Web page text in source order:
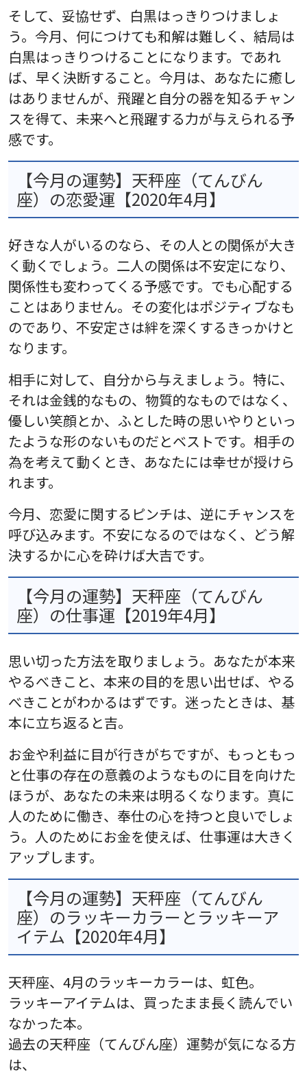
そして、妥協せず、白黒はっきりつけましょ
う。今月、何につけても和解は難しく、結局は
白黒はっきりつけることになります。であれ
ば、早く決断すること。今月は、あなたに癒し
はありませんが、飛躍と自分の器を知るチャン
スを得て、未来へと飛躍する力が与えられる予
感です。
【今月の運勢】天秤座（てんびん
座）の恋愛運【2020年4月】
好きな人がいるのなら、その人との関係が大き
く動くでしょう。二人の関係は不安定になり、
関係性も変わってくる予感です。でも心配する
ことはありません。その変化はポジティブなも
のであり、不安定さは絆を深くするきっかけと
なります。
相手に対して、自分から与えましょう。特に、
それは金銭的なもの、物質的なものではなく、
優しい笑顔とか、ふとした時の思いやりといっ
たような形のないものだとベストです。相手の
為を考えて動くとき、あなたには幸せが授けら
れます。
今月、恋愛に関するピンチは、逆にチャンスを
呼び込みます。不安になるのではなく、どう解
決するかに心を砕けば大吉です。
【今月の運勢】天秤座（てんびん
座）の仕事運【2019年4月】
思い切った方法を取りましょう。あなたが本来
やるべきこと、本来の目的を思い出せば、やる
べきことがわかるはずです。迷ったときは、基
本に立ち返ると吉。
お金や利益に目が行きがちですが、もっともっ
と仕事の存在の意義のようなものに目を向けた
ほうが、あなたの未来は明るくなります。真に
人のために働き、奉仕の心を持つと良いでしょ
う。人のためにお金を使えば、仕事運は大きく
アップします。
【今月の運勢】天秤座（てんびん
座）のラッキーカラーとラッキーア
イテム【2020年4月】
天秤座、4月のラッキーカラーは、虹色。
ラッキーアイテムは、買ったまま長く読んでい
なかった本。
過去の天秤座（てんびん座）運勢が気になる方
は、